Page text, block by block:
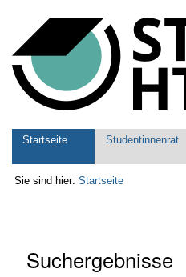
Werkzeuge
Sektionen
Startseite Studentinnenrat
Sie sind hier: Startseite
Suchergebnisse